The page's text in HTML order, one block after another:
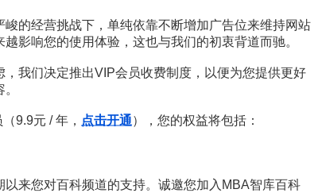
月26日宣布，与阿里巴巴集团就在华线上销售展开合作。双
水平随经济增长而提高的中国市场。
峻的经营挑战下，单纯依靠不断增加广告位来维持网站
影响您的使用体验，这也与我们的初衷背道而驰。
，我们决定推出VIP会员收费制度，以便为您提供更好
9.9元 / 年， 点击开通），您的权益将包括：
以来您对百科频道的支持。诚邀您加入MBA智库百科